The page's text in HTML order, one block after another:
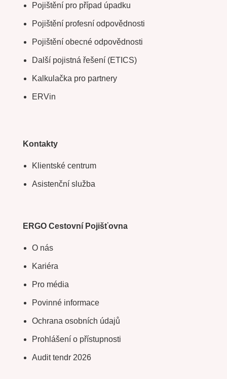
Pojištění pro případ úpadku
Pojištění profesní odpovědnosti
Pojištění obecné odpovědnosti
Další pojistná řešení (ETICS)
Kalkulačka pro partnery
ERVin
Kontakty
Klientské centrum
Asistenční služba
ERGO Cestovní Pojišťovna
O nás
Kariéra
Pro média
Povinné informace
Ochrana osobních údajů
Prohlášení o přístupnosti
Audit tendr 2026